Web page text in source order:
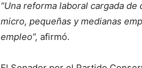
“Una reforma laboral cargada
micro, pequeñas y medianas
empleo”, afirmó.